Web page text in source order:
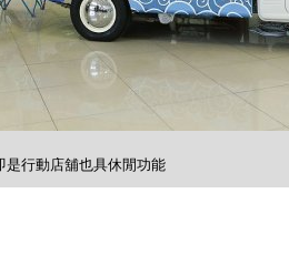
是行動店舖也具休閒功能